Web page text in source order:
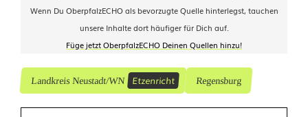
Wenn Du OberpfalzECHO als bevorzugte Quelle hinterlegst, tauchen
unsere Inhalte dort häufiger für Dich auf.
Füge jetzt OberpfalzECHO Deinen Quellen hinzu!
Landkreis Neustadt/WN Etzenricht Regensburg